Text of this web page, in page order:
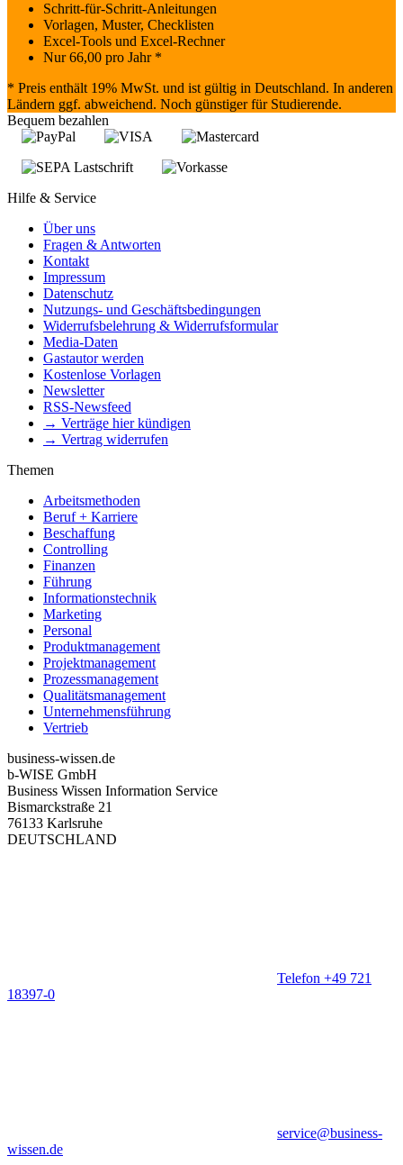
Schritt-für-Schritt-Anleitungen
Vorlagen, Muster, Checklisten
Excel-Tools und Excel-Rechner
Nur66,00 pro Jahr *
* Preis enthält 19% MwSt. und ist gültig in Deutschland. In anderen
Ländern ggf. abweichend. Noch günstiger für Studierende.
Bequem bezahlen
Hilfe & Service
Über uns
Fragen & Antworten
Kontakt
Impressum
Datenschutz
Nutzungs- und Geschäftsbedingungen
Widerrufsbelehrung & Widerrufsformular
Media-Daten
Gastautor werden
Kostenlose Vorlagen
Newsletter
RSS-Newsfeed
→ Verträge hier kündigen
→ Vertrag widerrufen
Themen
Arbeitsmethoden
Beruf + Karriere
Beschaffung
Controlling
Finanzen
Führung
Informationstechnik
Marketing
Personal
Produktmanagement
Projektmanagement
Prozessmanagement
Qualitätsmanagement
Unternehmensführung
Vertrieb
business-wissen.de
b-WISE GmbH
Business Wissen Information Service
Bismarckstraße 21
76133 Karlsruhe
DEUTSCHLAND
Telefon +49 721
18397-0
service@business-
wissen.de